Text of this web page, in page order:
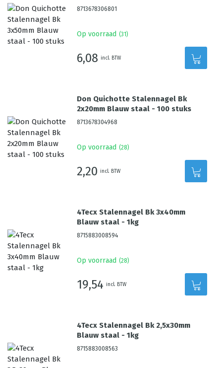
8713678306801
Op voorraad (31 )
6,08 incl. BTW
Don Quichotte Stalennagel Bk
2x20mm Blauw staal - 100 stuks
8713678304968
Op voorraad (28)
2,20 incl. BTW
4Tecx Stalennagel Bk 3x40mm
Blauw staal - 1kg
8715883008594
Op voorraad (28)
19,54 incl. BTW
4Tecx Stalennagel Bk 2,5x30mm
Blauw staal - 1kg
8715883008563